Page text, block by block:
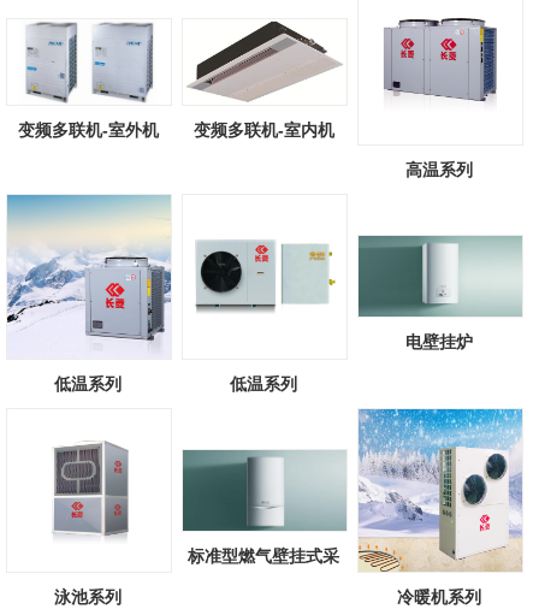
变频多联机-室外机 变频多联机-室内机
高温系列
低温系列 低温系列
电壁挂炉
泳池系列
标准型燃气壁挂式采
冷暖机系列